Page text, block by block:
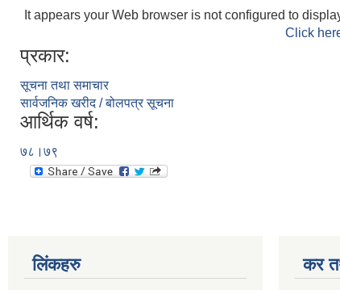
It appears your Web browser is not configured to
Click
प्रकार:
सूचना तथा समाचार
सार्वजनिक खरीद / बोलपत्र सूचना
आर्थिक वर्ष:
७८।७९
लिंकहरु कर